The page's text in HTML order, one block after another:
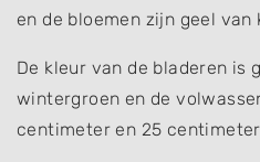
en de bloemen zijn geel van
De kleur van de bladeren is
wintergroen en de
centimeter en 25